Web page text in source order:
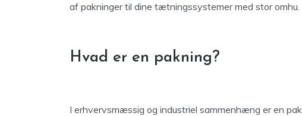
af pakninger til dine tætningssystemer med stor omhu.
Hvad er en pakning?
I erhvervsmæssig og industriel sammenhæng er en